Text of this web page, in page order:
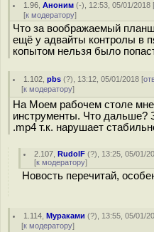
1.96 ,Аноним (-), 12:53, 05/01/2018
[к модератору]
Что за воображаемый
ещё у адвайты контролы в
копытом нельзя было
1.102 ,pbs (?), 13:12, 05/01/2018 [
[к модератору]
На Моем рабочем столе
инструменты. Что дальше?
.mp4 т.к. нарушает
2.107 ,RudolF (?), 13:25, 05/01/
[к модератору]
Новость перечитай,
1.114 ,Мураками (?), 13:55, 05/01/
[к модератору]